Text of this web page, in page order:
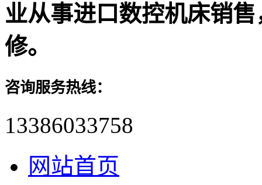
业从事进口数控机床销
修。
咨询服务热线：
13386033758
网站首页